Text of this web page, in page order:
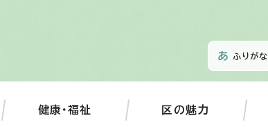
ふりがな
健康・福祉 区の魅力